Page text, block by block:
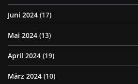
Juni 2024 (17)
Mai 2024 (13)
April 2024 (19)
März 2024 (10)